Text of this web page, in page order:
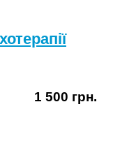
1 500 грн.